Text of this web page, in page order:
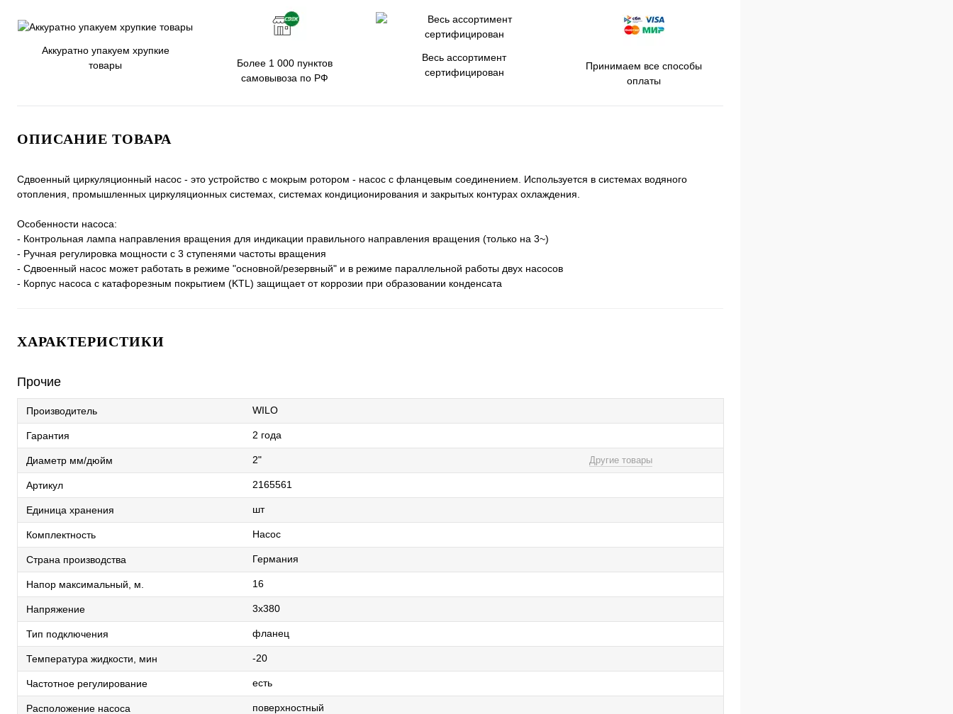
Аккуратно упакуем хрупкие
товары
Более 1 000 пунктов
самовывоза по РФ
Весь ассортимент
сертифицирован
Принимаем все способы
оплаты
ОПИСАНИЕ ТОВАРА
Сдвоенный циркуляционный насос - это устройство с мокрым ротором ‐ насос с фланцевым соединением. Используется в системах водяного
отопления, промышленных циркуляционных системах, системах кондиционирования и закрытых контурах охлаждения.
Особенности насоса:
- Контрольная лампа направления вращения для индикации правильного направления вращения (только на 3~)
- Ручная регулировка мощности с 3 ступенями частоты вращения
- Сдвоенный насос может работать в режиме "основной/резервный" и в режиме параллельной работы двух насосов
- Корпус насоса с катафорезным покрытием (KTL) защищает от коррозии при образовании конденсата
ХАРАКТЕРИСТИКИ
Прочие
Производитель WILO
Гарантия 2 года
Диаметр мм/дюйм 2" Другие товары
Артикул 2165561
Единица хранения шт
Комплектность Насос
Страна производства Германия
Напор максимальный, м. 16
Напряжение 3х380
Тип подключения фланец
Температура жидкости, мин -20
Частотное регулирование есть
Расположение насоса поверхностный